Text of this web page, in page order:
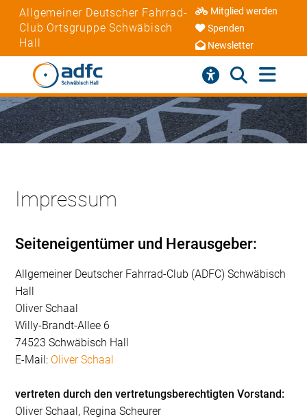
Allgemeiner Deutscher Fahrrad-
Club Ortsgruppe Schwäbisch
Hall
Mitglied werden
Spenden
Newsletter
Impressum
Seiteneigentümer und Herausgeber:
Allgemeiner Deutscher Fahrrad-Club (ADFC) Schwäbisch
Hall
Oliver Schaal
Willy-Brandt-Allee 6
74523 Schwäbisch Hall
E-Mail: Oliver Schaal
vertreten durch den vertretungsberechtigten Vorstand:
Oliver Schaal, Regina Scheurer